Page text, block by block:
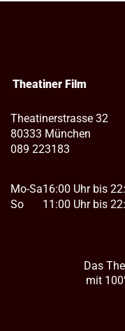
Theatiner Film
Theatinerstrasse 32
80333 München
089 223183
Mo-Sa
So
16:00 Uhr bis
11:00 Uhr bis
Das
mit